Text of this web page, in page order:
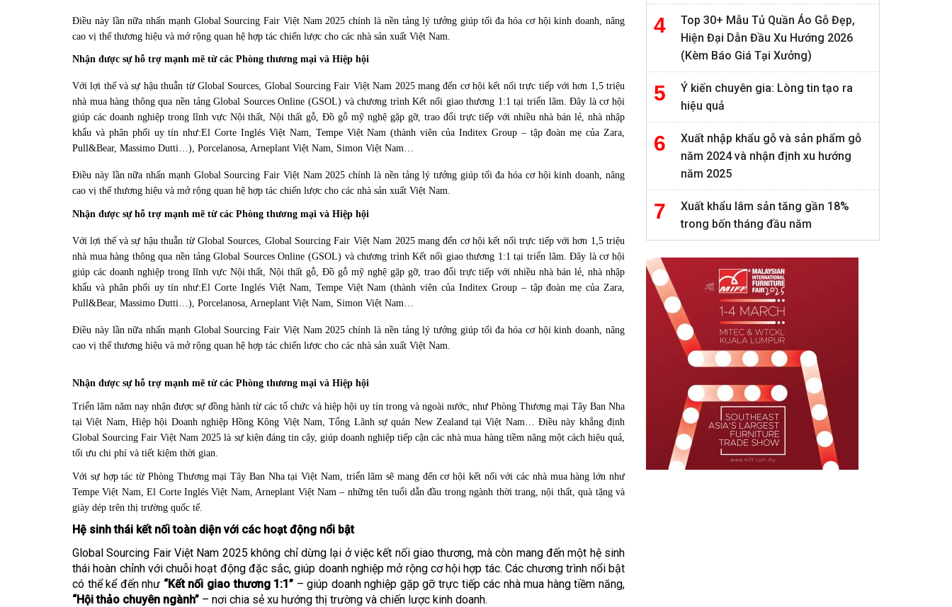
Điều này lần nữa nhấn mạnh Global Sourcing Fair Việt Nam 2025 chính là nền tảng lý tưởng giúp tối đa hóa cơ hội kinh doanh, nâng
cao vị thế thương hiệu và mở rộng quan hệ hợp tác chiến lược cho các nhà sản xuất Việt Nam.
Nhận được sự hỗ trợ mạnh mẽ từ các Phòng thương mại và Hiệp hội
Với lợi thế và sự hậu thuẫn từ Global Sources, Global Sourcing Fair Việt Nam 2025 mang đến cơ hội kết nối trực tiếp với hơn 1,5 triệu
nhà mua hàng thông qua nền tảng Global Sources Online (GSOL) và chương trình Kết nối giao thương 1:1 tại triển lãm. Đây là cơ hội
giúp các doanh nghiệp trong lĩnh vực Nội thất, Nội thất gỗ, Đồ gỗ mỹ nghệ gặp gỡ, trao đổi trực tiếp với nhiều nhà bán lẻ, nhà nhập
khẩu và phân phối uy tín như:El Corte Inglés Việt Nam, Tempe Việt Nam (thành viên của Inditex Group – tập đoàn mẹ của Zara,
Pull&Bear, Massimo Dutti…), Porcelanosa, Arneplant Việt Nam, Simon Việt Nam…
Điều này lần nữa nhấn mạnh Global Sourcing Fair Việt Nam 2025 chính là nền tảng lý tưởng giúp tối đa hóa cơ hội kinh doanh, nâng
cao vị thế thương hiệu và mở rộng quan hệ hợp tác chiến lược cho các nhà sản xuất Việt Nam.
Nhận được sự hỗ trợ mạnh mẽ từ các Phòng thương mại và Hiệp hội
Với lợi thế và sự hậu thuẫn từ Global Sources, Global Sourcing Fair Việt Nam 2025 mang đến cơ hội kết nối trực tiếp với hơn 1,5 triệu
nhà mua hàng thông qua nền tảng Global Sources Online (GSOL) và chương trình Kết nối giao thương 1:1 tại triển lãm. Đây là cơ hội
giúp các doanh nghiệp trong lĩnh vực Nội thất, Nội thất gỗ, Đồ gỗ mỹ nghệ gặp gỡ, trao đổi trực tiếp với nhiều nhà bán lẻ, nhà nhập
khẩu và phân phối uy tín như:El Corte Inglés Việt Nam, Tempe Việt Nam (thành viên của Inditex Group – tập đoàn mẹ của Zara,
Pull&Bear, Massimo Dutti…), Porcelanosa, Arneplant Việt Nam, Simon Việt Nam…
Điều này lần nữa nhấn mạnh Global Sourcing Fair Việt Nam 2025 chính là nền tảng lý tưởng giúp tối đa hóa cơ hội kinh doanh, nâng
cao vị thế thương hiệu và mở rộng quan hệ hợp tác chiến lược cho các nhà sản xuất Việt Nam.
Nhận được sự hỗ trợ mạnh mẽ từ các Phòng thương mại và Hiệp hội
Triển lãm năm nay nhận được sự đồng hành từ các tổ chức và hiệp hội uy tín trong và ngoài nước, như Phòng Thương mại Tây Ban Nha
tại Việt Nam, Hiệp hội Doanh nghiệp Hồng Kông Việt Nam, Tổng Lãnh sự quán New Zealand tại Việt Nam… Điều này khẳng định
Global Sourcing Fair Việt Nam 2025 là sự kiện đáng tin cậy, giúp doanh nghiệp tiếp cận các nhà mua hàng tiềm năng một cách hiệu quả,
tối ưu chi phí và tiết kiệm thời gian.
Với sự hợp tác từ Phòng Thương mại Tây Ban Nha tại Việt Nam, triển lãm sẽ mang đến cơ hội kết nối với các nhà mua hàng lớn như
Tempe Việt Nam, El Corte Inglés Việt Nam, Arneplant Việt Nam – những tên tuổi dẫn đầu trong ngành thời trang, nội thất, quà tặng và
giày dép trên thị trường quốc tế.
Hệ sinh thái kết nối toàn diện với các hoạt động nổi bật
Global Sourcing Fair Việt Nam 2025 không chỉ dừng lại ở việc kết nối giao thương, mà còn mang đến một hệ sinh
thái hoàn chỉnh với chuỗi hoạt động đặc sắc, giúp doanh nghiệp mở rộng cơ hội hợp tác. Các chương trình nổi bật
có thể kể đến như “Kết nối giao thương 1:1” – giúp doanh nghiệp gặp gỡ trực tiếp các nhà mua hàng tiềm năng,
“Hội thảo chuyên ngành” – nơi chia sẻ xu hướng thị trường và chiến lược kinh doanh.
Top 30+ Mẫu Tủ Quần Áo Gỗ Đẹp,
Hiện Đại Dẫn Đầu Xu Hướng 2026
(Kèm Báo Giá Tại Xưởng)
Ý kiến chuyên gia: Lòng tin tạo ra
hiệu quả
Xuất nhập khẩu gỗ và sản phẩm gỗ
năm 2024 và nhận định xu hướng
năm 2025
Xuất khẩu lâm sản tăng gần 18%
trong bốn tháng đầu năm